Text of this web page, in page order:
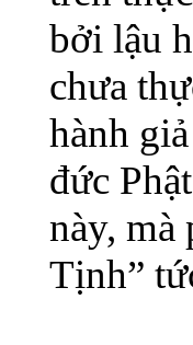
bởi lậu
chưa
hành
đức
này, mà
Tịnh”